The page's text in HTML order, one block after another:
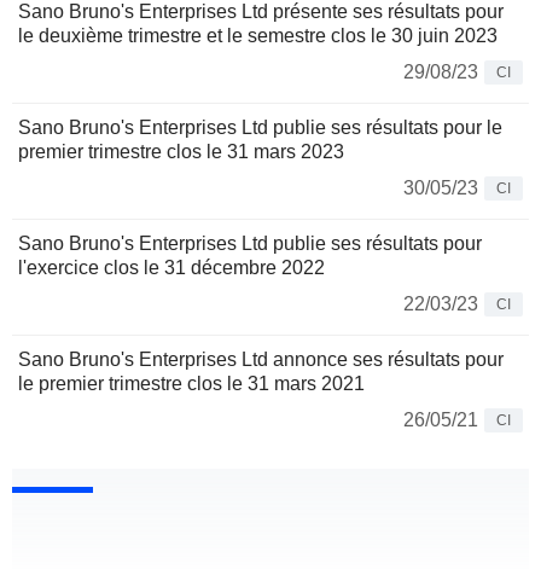
Sano Bruno's Enterprises Ltd présente ses résultats pour
le deuxième trimestre et le semestre clos le 30 juin 2023
29/08/23
CI
Sano Bruno's Enterprises Ltd publie ses résultats pour le
premier trimestre clos le 31 mars 2023
30/05/23
CI
Sano Bruno's Enterprises Ltd publie ses résultats pour
l'exercice clos le 31 décembre 2022
22/03/23
CI
Sano Bruno's Enterprises Ltd annonce ses résultats pour
le premier trimestre clos le 31 mars 2021
26/05/21
CI